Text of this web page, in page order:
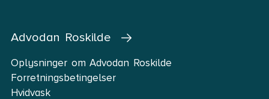
Advodan Roskilde
Oplysninger om Advodan Roskilde
Forretningsbetingelser
Hvidvask